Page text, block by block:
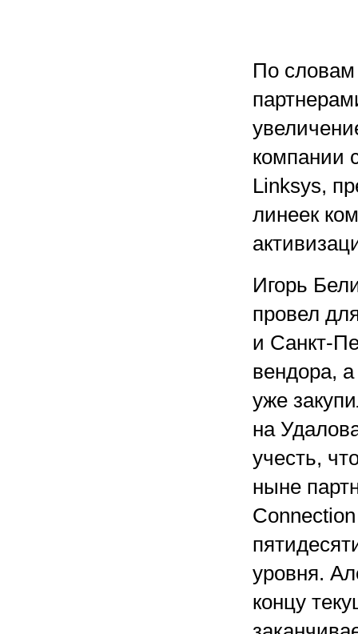
По
компании
Linksys,
линеек
Игорь
провел
и Санкт-
вендора,
уже
на
учесть,
ныне
уровня.
концу